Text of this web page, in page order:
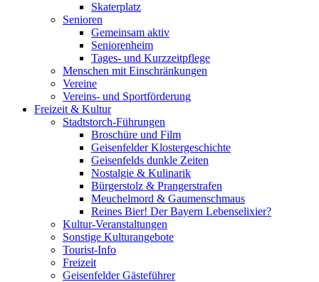
Skaterplatz
Senioren
Gemeinsam aktiv
Seniorenheim
Tages- und Kurzzeitpflege
Menschen mit Einschränkungen
Vereine
Vereins- und Sportförderung
Freizeit & Kultur
Stadtstorch-Führungen
Broschüre und Film
Geisenfelder Klostergeschichte
Geisenfelds dunkle Zeiten
Nostalgie & Kulinarik
Bürgerstolz & Prangerstrafen
Meuchelmord & Gaumenschmaus
Reines Bier! Der Bayern Lebenselixier?
Kultur-Veranstaltungen
Sonstige Kulturangebote
Tourist-Info
Freizeit
Geisenfelder Gästeführer